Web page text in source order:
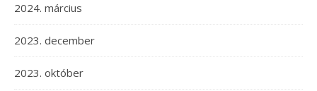
2024. március
2023. december
2023. október